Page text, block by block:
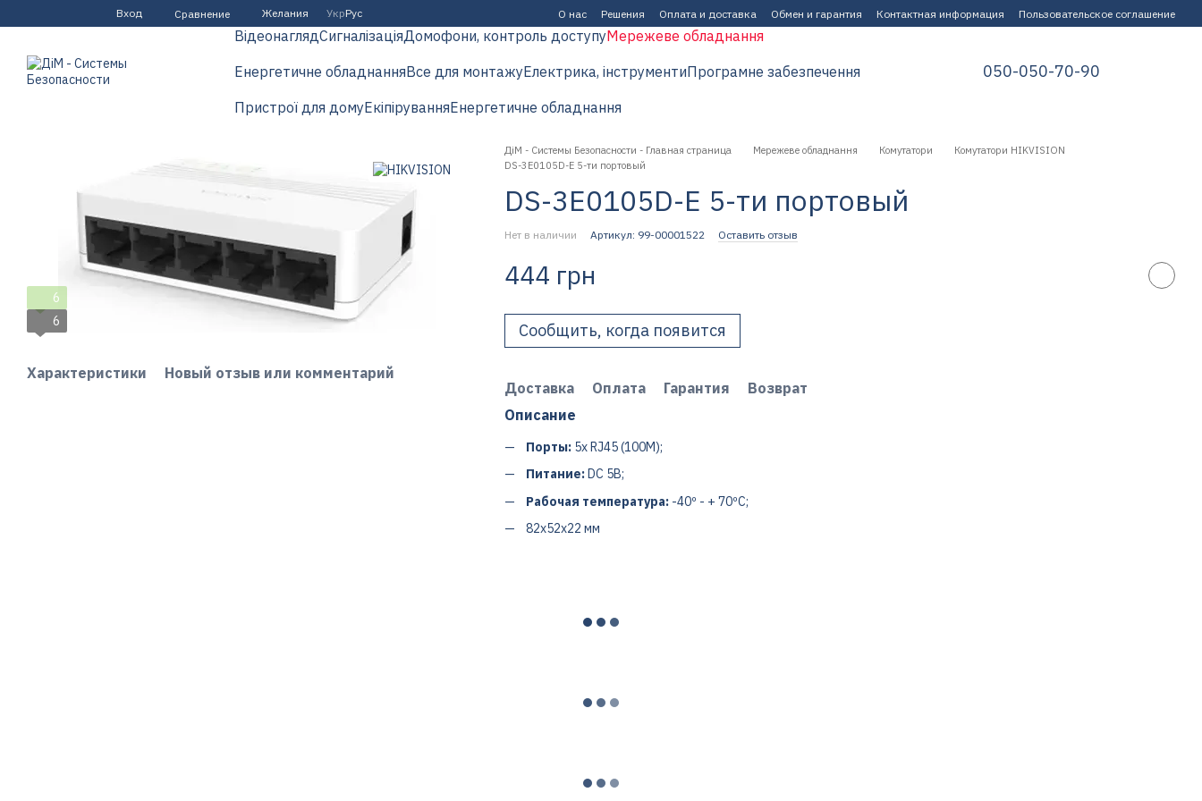
Перейти к основному контенту
Вход Сравнение Желания УкрРус О нас Решения Оплата и доставка Обмен и гарантия Контактная информация Пользовательское соглашение
ВідеонаглядСигналізаціяДомофони, контроль доступуМережеве обладнання
Енергетичне обладнанняВсе для монтажуЕлектрика, інструментиПрограмне забезпечення
Пристрої для домуЕкіпіруванняЕнергетичне обладнання
050-050-70-90
6
6
Характеристики Новый отзыв или комментарий
ДіМ - Системы Безопасности - Главная страница Мережеве обладнання Комутатори
Комутатори HIKVISION
DS-3E0105D-E 5-ти портовый
DS-3E0105D-E 5-ти портовый
Нет в наличии Артикул: 99-00001522 Оставить отзыв
444 грн
Сообщить, когда появится
Доставка Оплата Гарантия
Возврат
Описание
Порты:5x RJ45 (100M);
Питание:DC 5В;
Рабочая температура: -40º - + 70ºC;
82x52x22 мм